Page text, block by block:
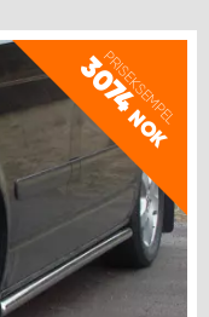
PRISEKSEMPEL
3074
NOK